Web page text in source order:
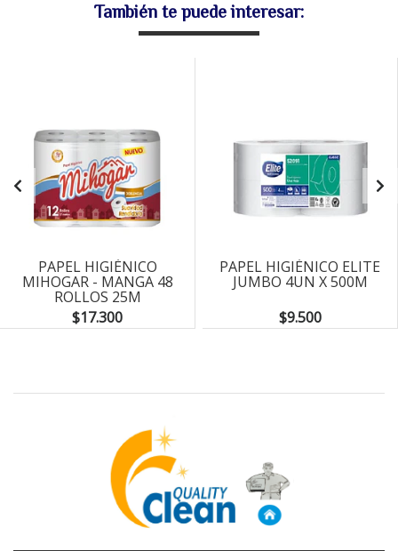
También te puede interesar:
PAPEL HIGIÉNICO
MIHOGAR - MANGA 48
ROLLOS 25M
$17.300
PAPEL HIGIÉNICO ELITE
JUMBO 4UN X 500M
$9.500